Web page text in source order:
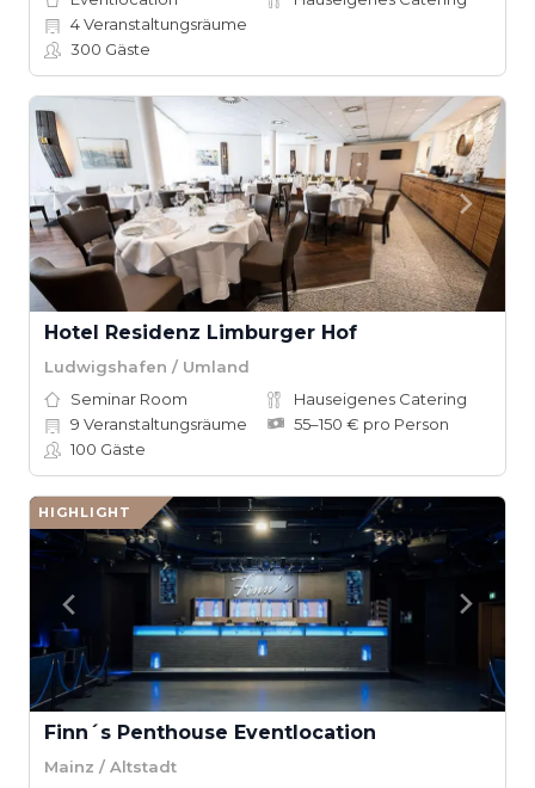
4Veranstaltungsräume
300 Gäste
Hotel Residenz Limburger Hof
Ludwigshafen / Umland
Seminar Room
Hauseigenes Catering
9 Veranstaltungsräume
55–150 € pro Person
100 Gäste
HIGHLIGHT
Finn´s Penthouse Eventlocation
Mainz / Altstadt